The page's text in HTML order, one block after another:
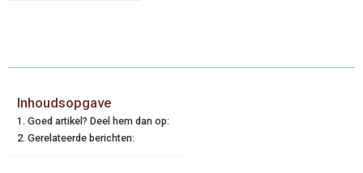
Inhoudsopgave
Goed artikel? Deel hem dan op:
Gerelateerde berichten: